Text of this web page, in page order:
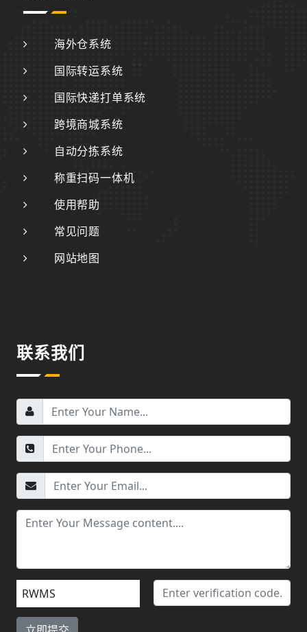
海外仓系统
国际转运系统
国际快递打单系统
跨境商城系统
自动分拣系统
称重扫码一体机
使用帮助
常见问题
网站地图
联系我们
RWMS